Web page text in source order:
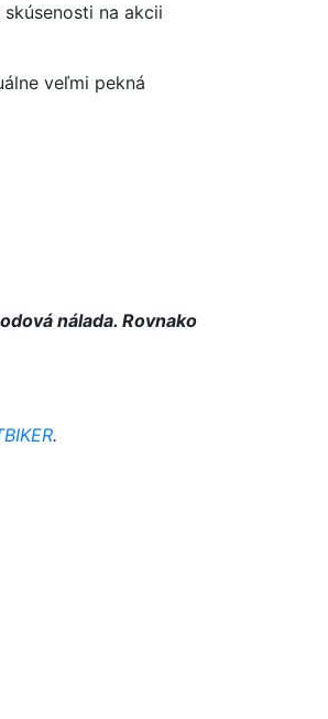
na akcii
veľmi pekná
nálada. Rovnako
.